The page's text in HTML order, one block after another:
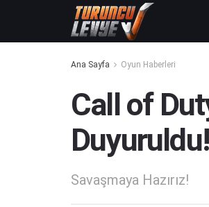
Ana Sayfa Oyun Haberleri
Call of
Duyuruldu!
Savaşmaya Hazırız!